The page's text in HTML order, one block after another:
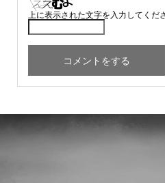
上に表示された文字を入力してくださ